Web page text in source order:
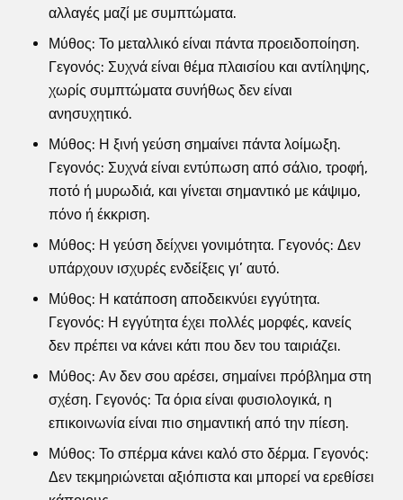
αλλαγές μαζί με συμπτώματα.
Μύθος: Το μεταλλικό είναι πάντα προειδοποίηση.
Γεγονός: Συχνά είναι θέμα πλαισίου και αντίληψης,
χωρίς συμπτώματα συνήθως δεν είναι
ανησυχητικό.
Μύθος: Η ξινή γεύση σημαίνει πάντα λοίμωξη.
Γεγονός: Συχνά είναι εντύπωση από σάλιο, τροφή,
ποτό ή μυρωδιά, και γίνεται σημαντικό με κάψιμο,
πόνο ή έκκριση.
Μύθος: Η γεύση δείχνει γονιμότητα. Γεγονός: Δεν
υπάρχουν ισχυρές ενδείξεις γι’ αυτό.
Μύθος: Η κατάποση αποδεικνύει εγγύτητα.
Γεγονός: Η εγγύτητα έχει πολλές μορφές, κανείς
δεν πρέπει να κάνει κάτι που δεν του ταιριάζει.
Μύθος: Αν δεν σου αρέσει, σημαίνει πρόβλημα στη
σχέση. Γεγονός: Τα όρια είναι φυσιολογικά, η
επικοινωνία είναι πιο σημαντική από την πίεση.
Μύθος: Το σπέρμα κάνει καλό στο δέρμα. Γεγονός:
Δεν τεκμηριώνεται αξιόπιστα και μπορεί να ερεθίσει